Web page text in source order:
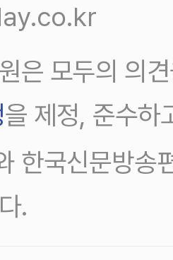
은 모두의 의
을 제정, 준수하
한국신문방송
.